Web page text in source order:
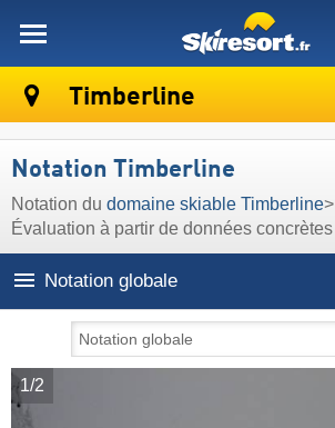
Timberline
Notation Timberline
Notation du domaine skiable Timberline>
Évaluation à partir de données concrètes
Notation globale
1/2